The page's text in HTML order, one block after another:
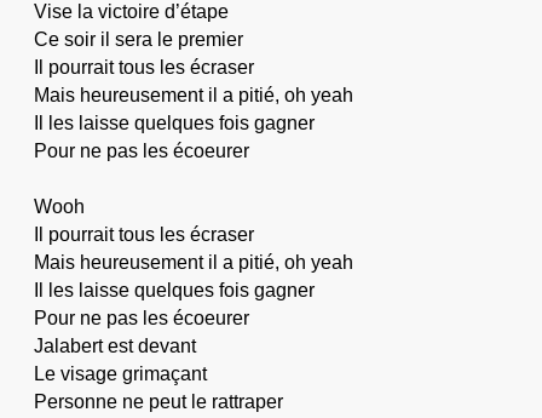
Vise la victoire d’étape
Ce soir il sera le premier
Il pourrait tous les écraser
Mais heureusement il a pitié, oh yeah
Il les laisse quelques fois gagner
Pour ne pas les écoeurer
Wooh
Il pourrait tous les écraser
Mais heureusement il a pitié, oh yeah
Il les laisse quelques fois gagner
Pour ne pas les écoeurer
Jalabert est devant
Le visage grimaçant
Personne ne peut le rattraper